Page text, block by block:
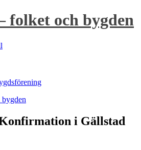
folket och bygden
i Gällstad